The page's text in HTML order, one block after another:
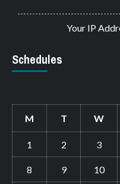
Your IP
Schedules
M T W
1 2 3
8 9 10